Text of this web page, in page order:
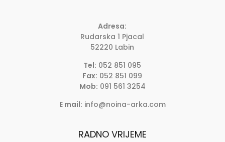
Adresa:
Rudarska 1 Pjacal
52220 Labin
Tel: 052 851 095
Fax: 052 851 099
Mob: 091 561 3254
E mail: info@noina-arka.com
RADNO VRIJEME